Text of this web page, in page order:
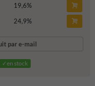
19,6%
24,9%
par e-mail
✓en stock